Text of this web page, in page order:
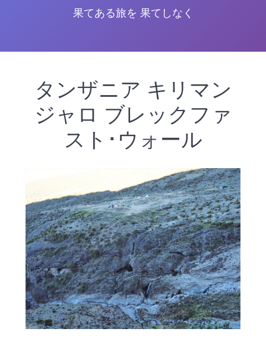
果てある旅を 果てしなく
タンザニア キリマン
ジャロ ブレックファ
スト･ウォール